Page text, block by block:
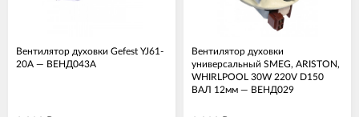
Вентилятор духовки Gefest YJ61-
20A — ВЕНД043А
Вентилятор духовки
универсальный SMEG, ARISTON,
WHIRLPOOL 30W 220V D150
ВАЛ 12мм — ВЕНД029